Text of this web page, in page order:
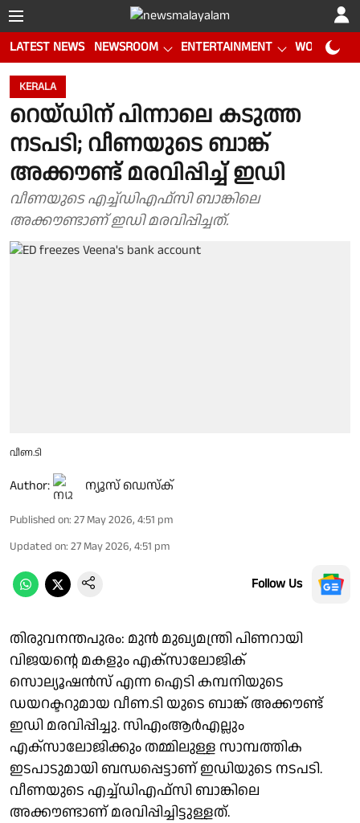
LATEST NEWS NEWSROOM ENTERTAINMENT WORLD CUP
KERALA
റെയ്‌ഡിന് പിന്നാലെ കടുത്ത
നടപടി; വീണയുടെ ബാങ്ക്
അക്കൗണ്ട്‌ മരവിപ്പിച്ച് ഇഡി
വീണയുടെ എച്ച്ഡിഎഫ്‌സി ബാങ്കിലെ
അക്കൗണ്ടാണ് ഇഡി മരവിപ്പിച്ചത്.
വീണ.ടി
Author: ന്യൂസ് ഡെസ്ക്
Published on: 27 May 2026, 4:51 pm
Updated on: 27 May 2026, 4:51 pm
Follow Us
തിരുവനന്തപുരം: മുൻ മുഖ്യമന്ത്രി പിണറായി
വിജയൻ്റെ മകളും എക്‌സാലോജിക്
സൊല്യൂഷൻസ് എന്ന ഐടി കമ്പനിയുടെ
ഡയറക്ടറുമായ വീണ.ടി യുടെ ബാങ്ക് അക്കൗണ്ട്‌
ഇഡി മരവിപ്പിച്ചു. സിഎംആർഎല്ലും
എക്സാലോജിക്കും തമ്മിലുള്ള സാമ്പത്തിക
ഇടപാടുമായി ബന്ധപ്പെട്ടാണ് ഇഡിയുടെ നടപടി.
വീണയുടെ എച്ച്ഡിഎഫ്‌സി ബാങ്കിലെ
അക്കൗണ്ടാണ് മരവിപ്പിച്ചിട്ടുള്ളത്.